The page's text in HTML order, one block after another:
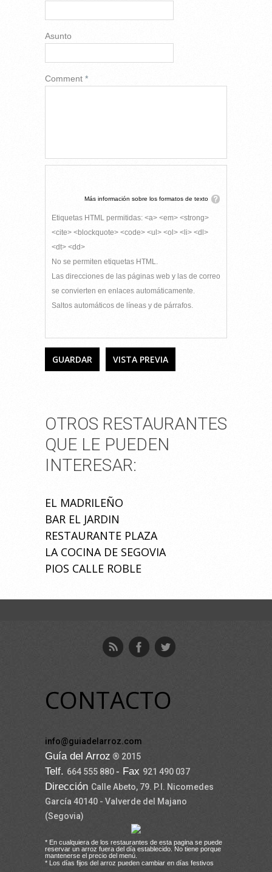
Asunto
Comment *
Más información sobre los formatos de texto
Etiquetas HTML permitidas: <a> <em> <strong>
<cite> <blockquote> <code> <ul> <ol> <li> <dl>
<dt> <dd>
No se permiten etiquetas HTML.
Las direcciones de las páginas web y las de correo
se convierten en enlaces automáticamente.
Saltos automáticos de líneas y de párrafos.
OTROS RESTAURANTES
QUE LE PUEDEN
INTERESAR:
EL MADRILEÑO
BAR EL JARDIN
RESTAURANTE PLAZA
LA COCINA DE SEGOVIA
PIOS CALLE ROBLE
CONTACTO
info@guiadelarroz.com
Guía del Arroz ® 2015
Telf. 664 555 880- Fax 921 490 037
Dirección Calle Abeto, 79. P.I. Nicomedes
García 40140 - Valverde del Majano
(Segovia)
* En cualquiera de los restaurantes de esta pagina se puede
reservar un arroz fuera del día establecido. No tiene porque
mantenerse el precio del menú.
* Los días fijos del arroz pueden cambiar en días festivos